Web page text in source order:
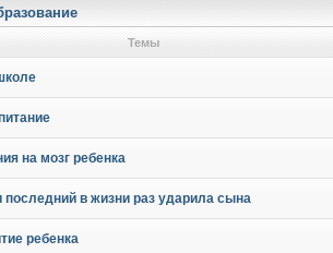
Темы
на мозг ребенка
последний в жизни раз ударила сына
ребенка